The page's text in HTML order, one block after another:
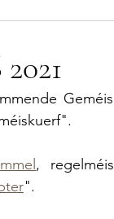
,
".